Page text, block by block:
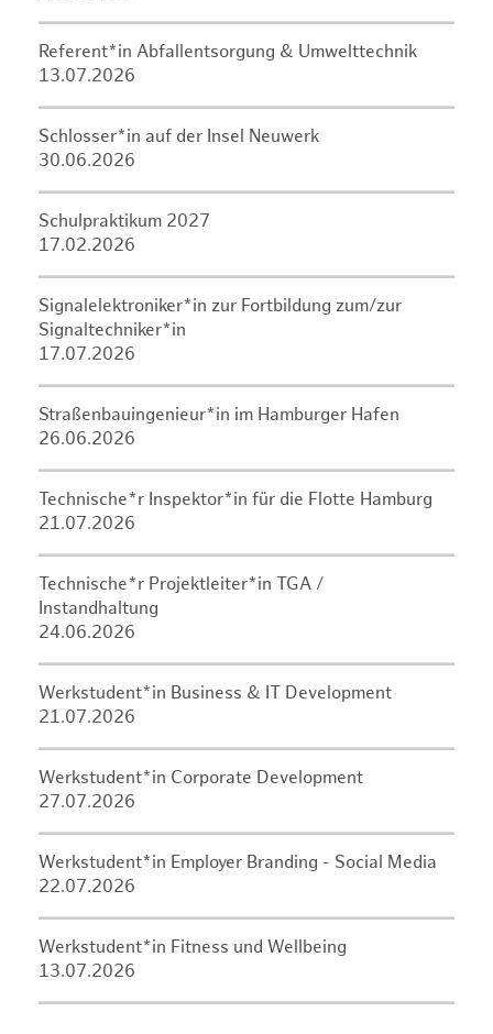
Referent*in Abfallentsorgung & Umwelttechnik
13.07.2026
Schlosser*in auf der Insel Neuwerk
30.06.2026
Schulpraktikum 2027
17.02.2026
Signalelektroniker*in zur Fortbildung zum/zur
Signaltechniker*in
17.07.2026
Straßenbauingenieur*in im Hamburger Hafen
26.06.2026
Technische*r Inspektor*in für die Flotte Hamburg
21.07.2026
Technische*r Projektleiter*in TGA /
Instandhaltung
24.06.2026
Werkstudent*in Business & IT Development
21.07.2026
Werkstudent*in Corporate Development
27.07.2026
Werkstudent*in Employer Branding - Social Media
22.07.2026
Werkstudent*in Fitness und Wellbeing
13.07.2026